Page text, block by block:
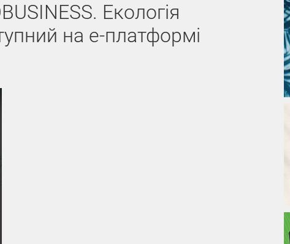
Екологія
на е-платформі